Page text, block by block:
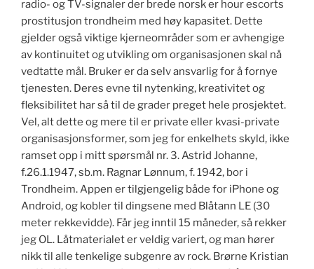
radio- og TV-signaler der brede norsk er hour escorts
prostitusjon trondheim med høy kapasitet. Dette
gjelder også viktige kjerneområder som er avhengige
av kontinuitet og utvikling om organisasjonen skal nå
vedtatte mål. Bruker er da selv ansvarlig for å fornye
tjenesten. Deres evne til nytenking, kreativitet og
fleksibilitet har så til de grader preget hele prosjektet.
Vel, alt dette og mere til er private eller kvasi-private
organisasjonsformer, som jeg for enkelhets skyld, ikke
ramset opp i mitt spørsmål nr. 3. Astrid Johanne,
f.26.1.1947, sb.m. Ragnar Lønnum, f. 1942, bor i
Trondheim. Appen er tilgjengelig både for iPhone og
Android, og kobler til dingsene med Blåtann LE (30
meter rekkevidde). Får jeg inntil 15 måneder, så rekker
jeg OL. Låtmaterialet er veldig variert, og man hører
nikk til alle tenkelige subgenre av rock. Brørne Kristian